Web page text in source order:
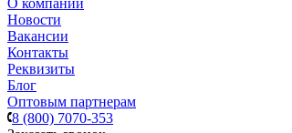
О компании
Новости
Вакансии
Контакты
Реквизиты
Блог
Оптовым партнерам
8 (800) 7070-353